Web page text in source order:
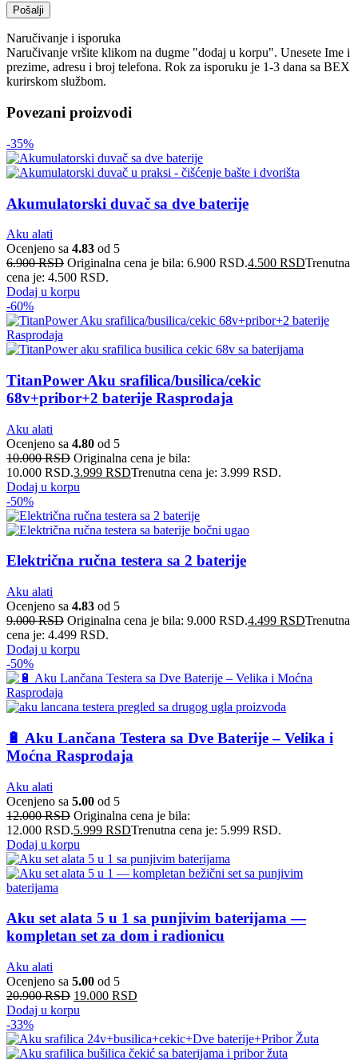
Naručivanje i isporuka
Naručivanje vršite klikom na dugme "dodaj u korpu". Unesete Ime i
prezime, adresu i broj telefona. Rok za isporuku je 1-3 dana sa BEX
kurirskom službom.
Povezani proizvodi
-35%
Akumulatorski duvač sa dve baterije
Aku alati
Ocenjeno sa 4.83 od 5
6.900RSD Originalna cena je bila: 6.900 RSD.4.500 RSDTrenutna
cena je: 4.500 RSD.
Dodaj u korpu
-60%
TitanPower Aku srafilica/busilica/cekic
68v+pribor+2 baterije Rasprodaja
Aku alati
Ocenjeno sa 4.80 od 5
10.000RSD Originalna cena je bila:
10.000 RSD.3.999 RSDTrenutna cena je: 3.999 RSD.
Dodaj u korpu
-50%
Električna ručna testera sa 2 baterije
Aku alati
Ocenjeno sa 4.83 od 5
9.000RSD Originalna cena je bila: 9.000 RSD.4.499 RSDTrenutna
cena je: 4.499 RSD.
Dodaj u korpu
-50%
🔋 Aku Lančana Testera sa Dve Baterije – Velika i
Moćna Rasprodaja
Aku alati
Ocenjeno sa 5.00 od 5
12.000RSD Originalna cena je bila:
12.000 RSD.5.999 RSDTrenutna cena je: 5.999 RSD.
Dodaj u korpu
Aku set alata 5 u 1 sa punjivim baterijama —
kompletan set za dom i radionicu
Aku alati
Ocenjeno sa 5.00 od 5
20.900RSD 19.000 RSD
Dodaj u korpu
-33%